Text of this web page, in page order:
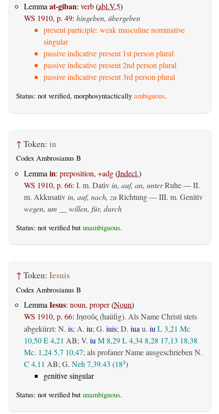
Lemmaat-giban: verb(abl.V.5)
WS 1910, p. 49: hingeben, übergeben
present participle: weak masculine nominative
singular
passive indicative present 1st person plural
passive indicative present 2nd person plural
passive indicative present 3rd person plural
Status: not verified, morphosyntactically ambiguous.
↑ Token: in
Codex Ambrosianus B
Lemma in: preposition, +adg(Indecl.)
WS 1910, p. 66: I. m. Dativ in, auf, an, unterRuhe — II.
m. Akkusativ in, auf, nach, zuRichtung — III. m. Genitiv
wegen, um __ willen, für, durch
Status: not verified but unambiguous.
↑ Token: Iesuis
Codex Ambrosianus B
Lemma Iesus: noun, proper(Noun)
WS 1910, p. 66: Ιησοῦς (haüfig). Als Name Christi stets
abgekürzt: N. is; A. iu; G. iuis; D. iua u. iu L 3,21 Mc
10,50E 4,21 AB; V. iu M 8,29L 4,34 8,28 17,13 18,38
Mc. 1,245,7 10,47; als profaner Name ausgeschrieben N.
C 4,11 AB; G. Neh 7,39.43 (183)
genitive singular
Status: not verified but unambiguous.